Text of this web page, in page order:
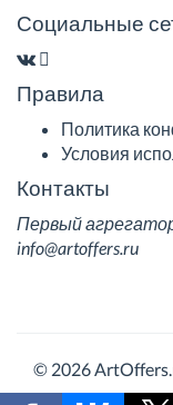
Социальные
Правила
Политика
Условия
Контакты
Первый
info@artoffers.ru
© 2026